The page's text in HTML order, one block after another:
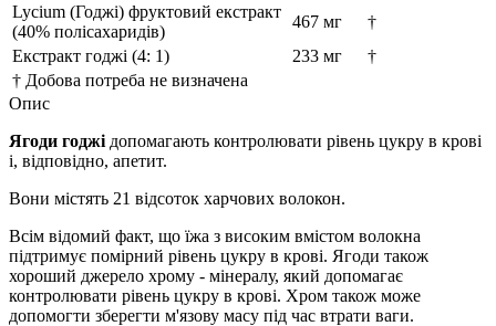
Lycium (Годжі) фруктовий екстракт
(40% полісахаридів)
467 мг
†
Екстракт годжі (4: 1)
233 мг
†
† Добова потреба не визначена
Опис
Ягоди годжі допомагають контролювати рівень цукру в крові
і, відповідно, апетит.
Вони містять 21 відсоток харчових волокон.
Всім відомий факт, що їжа з високим вмістом волокна
підтримує помірний рівень цукру в крові. Ягоди також
хороший джерело хрому - мінералу, який допомагає
контролювати рівень цукру в крові. Хром також може
допомогти зберегти м'язову масу під час втрати ваги.